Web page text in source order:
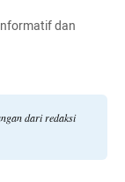
dan
dari redaksi